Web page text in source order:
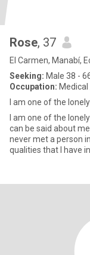
Rose, 37
El Carmen, Manabí,
Seeking: Male 38 -
Occupation:
I am one of the
I am one of the
can be said about
never met a person
qualities that I have